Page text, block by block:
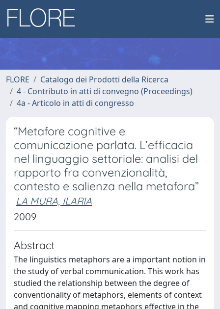
FLORE
Catalogo dei Prodotti della Ricerca
4 - Contributo in atti di convegno (Proceedings)
4a - Articolo in atti di congresso
“Metafore cognitive e
comunicazione parlata. L’efficacia
nel linguaggio settoriale: analisi del
rapporto fra convenzionalità,
contesto e salienza nella metafora”
LA MURA, ILARIA
2009
Abstract
The linguistics metaphors are a important notion in
the study of verbal communication. This work has
studied the relationship between the degree of
conventionality of metaphors, elements of context
and cognitive mapping metaphors effective in the